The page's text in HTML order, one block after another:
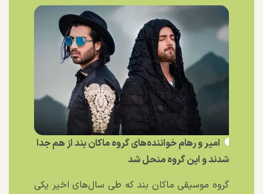
امیر و رهام خواننده‌های گروه ماکان بند از هم جدا
شدند و این گروه منحل شد
گروه موسیقی ماکان بند که طی سال‌های اخیر یکی